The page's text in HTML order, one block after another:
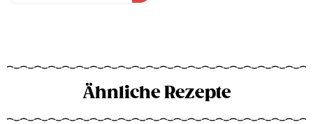
Ähnliche Rezepte